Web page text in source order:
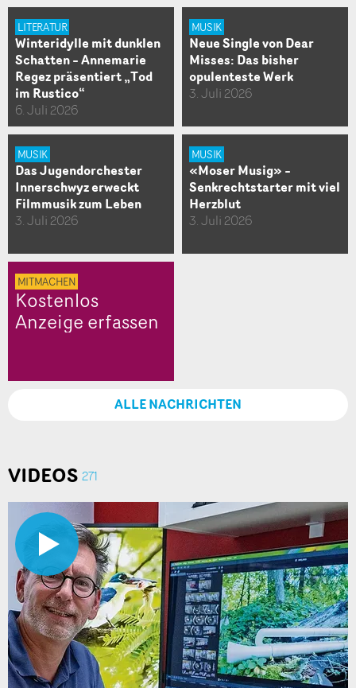
LITERATUR
Winteridylle mit dunklen
Schatten – Annemarie
Regez präsentiert „Tod
im Rustico“
6. Juli 2026
MUSIK
Neue Single von Dear
Misses: Das bisher
opulenteste Werk
3. Juli 2026
MUSIK
Das Jugendorchester
Innerschwyz erweckt
Filmmusik zum Leben
3. Juli 2026
MUSIK
«Moser Musig» –
Senkrechtstarter mit viel
Herzblut
3. Juli 2026
MITMACHEN
Kostenlos
Anzeige erfassen
ALLE NACHRICHTEN
VIDEOS 271